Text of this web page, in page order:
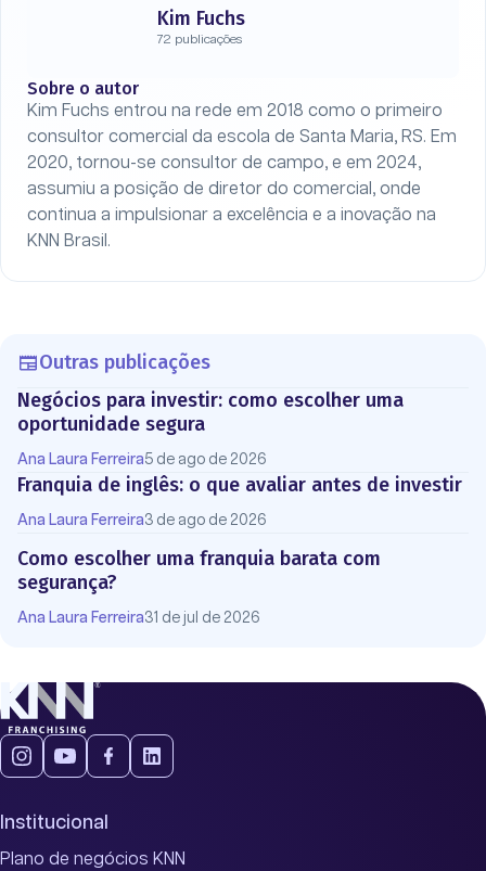
Kim Fuchs
72 publicações
Sobre o autor
Kim Fuchs entrou na rede em 2018 como o primeiro
consultor comercial da escola de Santa Maria, RS. Em
2020, tornou-se consultor de campo, e em 2024,
assumiu a posição de diretor do comercial, onde
continua a impulsionar a excelência e a inovação na
KNN Brasil.
Outras publicações
Negócios para investir: como escolher uma
oportunidade segura
Ana Laura Ferreira5 de ago de 2026
Franquia de inglês: o que avaliar antes de investir
Ana Laura Ferreira3 de ago de 2026
Como escolher uma franquia barata com
segurança?
Ana Laura Ferreira31 de jul de 2026
Institucional
Plano de negócios KNN